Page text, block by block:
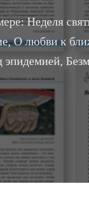
Неделя
О любви к
эпидемией,